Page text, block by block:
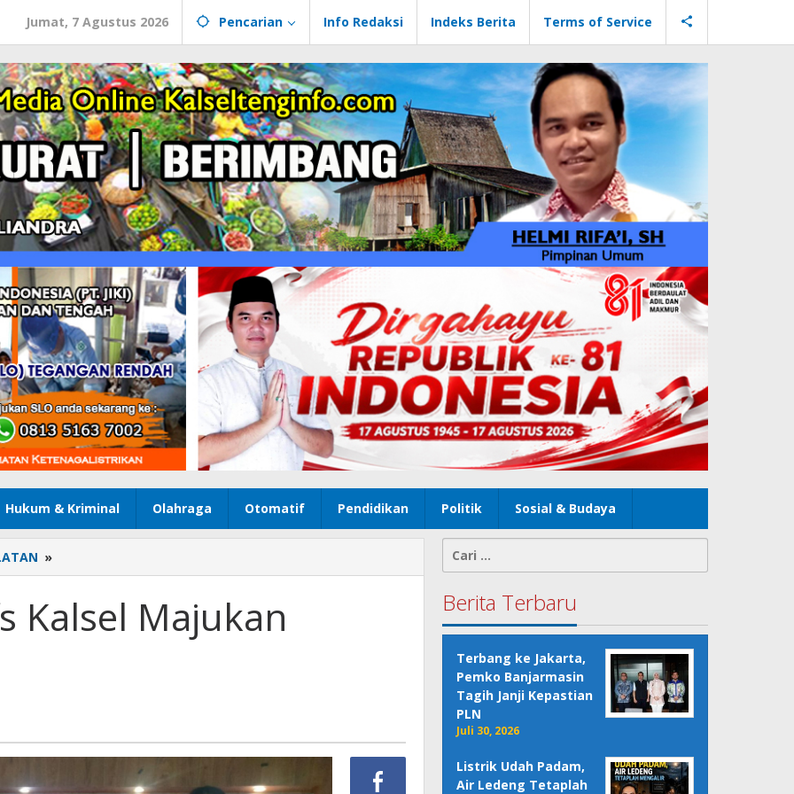
Jumat, 7 Agustus 2026 Pencarian Info Redaksi Indeks Berita Terms of Service
Hukum & Kriminal Olahraga Otomatif Pendidikan Politik Sosial & Budaya
»
Ajak
Kalsel
Majukan
Kalsel Majukan
untuk:
Berita Terbaru
Terbang ke Jakarta,
Pemko Banjarmasin
Tagih Janji Kepastian
PLN
Juli 30, 2026
Listrik Udah Padam,
Air Ledeng Tetaplah